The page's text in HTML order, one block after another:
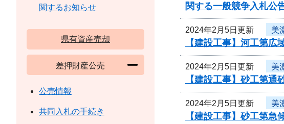
関する一般競争入札公
2024年2月5日更新 美
【建設工事】河工第
2024年2月5日更新 美
【建設工事】砂工第
2024年2月5日更新 美
【建設工事】砂工第
関するお知らせ
県有資産売却
差押財産公売
公売情報
共同入札の手続き